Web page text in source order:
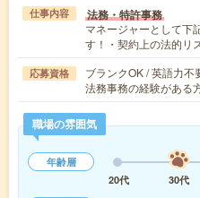
仕事内容 法務・特許事務
マネージャーとして下
す！・契約上の法的リ
応募資格
ブランクOK / 英語力不
法務事務の経験がある
職場の雰囲気
年齢層
20代
30代